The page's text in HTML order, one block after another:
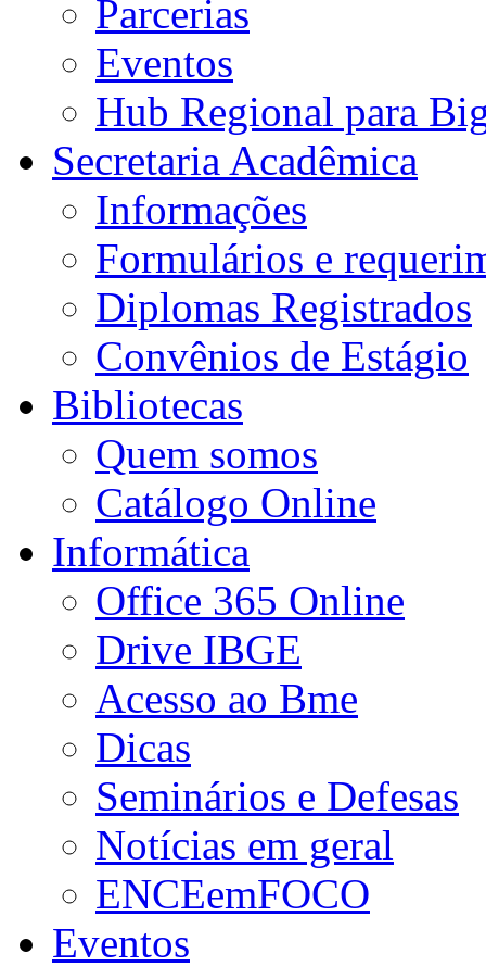
Parcerias
Eventos
Hub Regional para
Secretaria Acadêmica
Informações
Formulários e
Diplomas Registrados
Convênios de Estágio
Bibliotecas
Quem somos
Catálogo Online
Informática
Office 365 Online
Drive IBGE
Acesso ao Bme
Dicas
Seminários e Defesas
Notícias em geral
ENCEemFOCO
Eventos